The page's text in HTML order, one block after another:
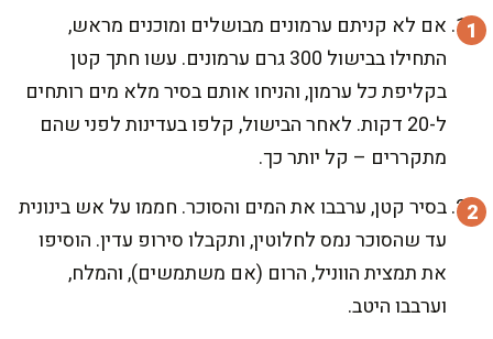
אם לא קניתם ערמונים מבושלים ומוכנים מראש,
התחילו בבישול 300 גרם ערמונים. עשו חתך קטן
בקליפת כל ערמון, והניחו אותם בסיר מלא מים רותחים
ל-20 דקות. לאחר הבישול, קלפו בעדינות לפני שהם
מתקררים – קל יותר כך.
בסיר קטן, ערבבו את המים והסוכר. חממו על אש בינונית
עד שהסוכר נמס לחלוטין, ותקבלו סירופ עדין. הוסיפו
את תמצית הווניל, הרום (אם משתמשים), והמלח,
וערבבו היטב.